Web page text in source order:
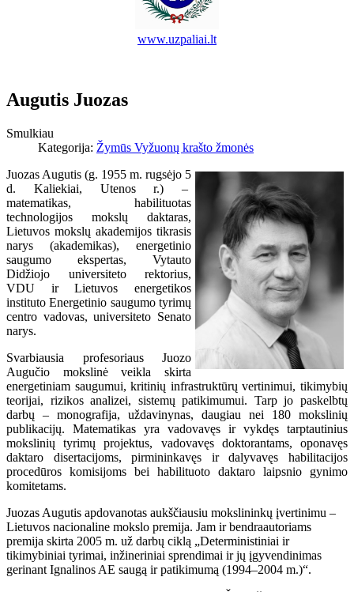
www.uzpaliai.lt
Augutis Juozas
Smulkiau
Kategorija: Žymūs Vyžuonų krašto žmonės
Juozas Augutis (g. 1955 m. rugsėjo 5
d. Kaliekiai, Utenos r.) –
matematikas, habilituotas
technologijos mokslų daktaras,
Lietuvos mokslų akademijos tikrasis
narys (akademikas), energetinio
saugumo ekspertas, Vytauto
Didžiojo universiteto rektorius,
VDU ir Lietuvos energetikos
instituto Energetinio saugumo tyrimų
centro vadovas, universiteto Senato
narys.
Svarbiausia profesoriaus Juozo
Augučio mokslinė veikla skirta
energetiniam saugumui, kritinių infrastruktūrų vertinimui, tikimybių
teorijai, rizikos analizei, sistemų patikimumui. Tarp jo paskelbtų
darbų – monografija, uždavinynas, daugiau nei 180 mokslinių
publikacijų. Matematikas yra vadovavęs ir vykdęs tarptautinius
mokslinių tyrimų projektus, vadovavęs doktorantams, oponavęs
daktaro disertacijoms, pirmininkavęs ir dalyvavęs habilitacijos
procedūros komisijoms bei habilituoto daktaro laipsnio gynimo
komitetams.
Juozas Augutis apdovanotas aukščiausiu mokslininkų įvertinimu –
Lietuvos nacionaline mokslo premija. Jam ir bendraautoriams
premija skirta 2005 m. už darbų ciklą „Deterministiniai ir
tikimybiniai tyrimai, inžineriniai sprendimai ir jų įgyvendinimas
gerinant Ignalinos AE saugą ir patikimumą (1994–2004 m.)“.